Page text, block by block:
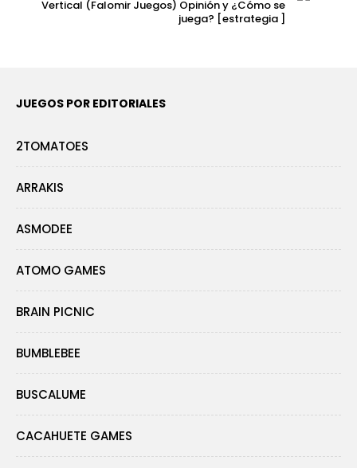
Vertical (Falomir Juegos) Opinión y ¿Cómo se
juega? [estrategia ]
JUEGOS POR EDITORIALES
2TOMATOES
ARRAKIS
ASMODEE
ATOMO GAMES
BRAIN PICNIC
BUMBLEBEE
BUSCALUME
CACAHUETE GAMES